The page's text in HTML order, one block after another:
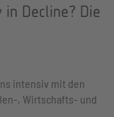
in Decline? Die
intensiv mit den
, Wirtschafts- und